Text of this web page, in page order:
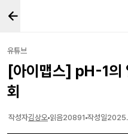
유튜브
[아이맵스] pH-1의
회
작성자김상오 읽음20891 작성일